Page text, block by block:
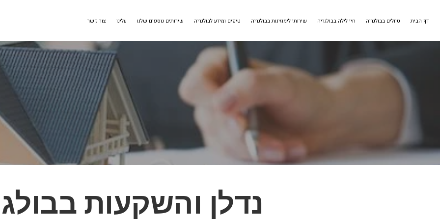
דף הבית טיולים בבולגריה חיי לילה בבולגריה שירותי לימוזינות בבולגריה טיפים ומידע לבולגריה שירותים נוספים שלנו עלינו צור קשר
נדלן והשקעות